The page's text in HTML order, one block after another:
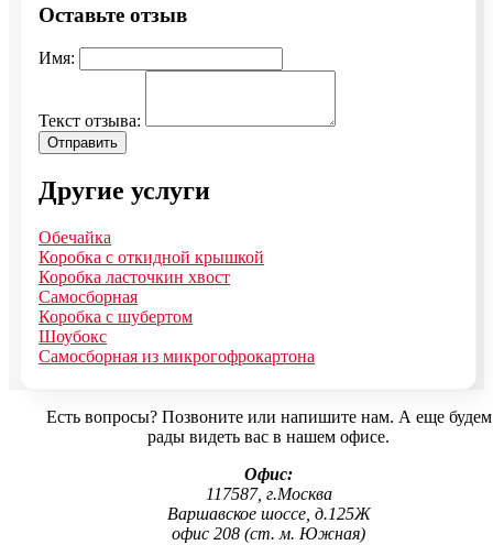
Оставьте отзыв
Имя:
Текст отзыва:
Отправить
Другие услуги
Обечайка
Коробка с откидной крышкой
Коробка ласточкин хвост
Самосборная
Коробка с шубертом
Шоубокс
Самосборная из микрогофрокартона
Есть вопросы? Позвоните или напишите нам. А еще будем
рады видеть вас в нашем офисе.
Офис:
117587, г.Москва
Варшавское шоссе, д.125Ж
офис 208 (ст. м. Южная)